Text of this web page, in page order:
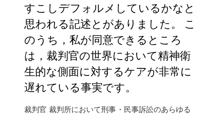
すこしデフォルメしているかなと
思われる記述とがありました。 こ
のうち，私が同意できるところ
は，裁判官の世界において精神衛
生的な側面に対するケアが非常に
遅れている事実です。
裁判官 裁判所において刑事・民事訴訟のあらゆる